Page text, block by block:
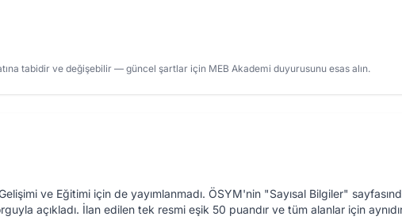
tabidir ve değişebilir — güncel şartlar için MEB Akademi duyurusunu esas alın.
ve Eğitimi için de yayımlanmadı. ÖSYM'nin "Sayısal Bilgiler"
açıkladı. İlan edilen tek resmi eşik 50 puandır ve tüm alanlar için